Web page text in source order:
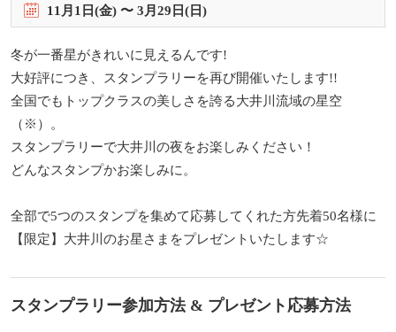
11 月 1 日(金) 〜3 月29 日(日)
冬が一番星がきれいに見えるんです!
大好評につき、スタンプラリーを再び開催いたします!!
全国でもトップクラスの美しさを誇る大井川流域の星空
（※）。
スタンプラリーで大井川の夜をお楽しみください！
どんなスタンプかお楽しみに。
全部で5つのスタンプを集めて応募してくれた方先着50名様に
【限定】大井川のお星さまをプレゼントいたします☆
スタンプラリー参加方法 & プレゼント応募方法